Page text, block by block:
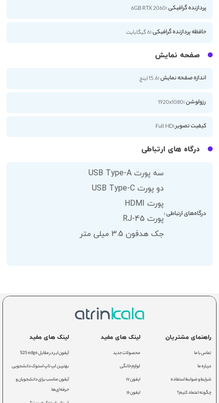
پردازنده گرافیکی :6GB RTX 2060
حافظه پردازنده گرافیکی :6 گیگابایت
صفحه نمایش
اندازه صفحه نمایش :15.6 اینچ
رزولوشن :1920x1080
کیفیت تصویر :Full HD
درگاه های ارتباطی
درگاه‌های ارتباطی :
سه پورت USB Type-A
دو پورت USB Type-C
پورت HDMI
پورت RJ-45
جک هدفون 3.5 میلی متر
راهنمای مشتریان
تماس با ما
درباره ما
شرایط و ضوابط استفاده
چگونه اعتماد کنیم؟
لینک های مفید
محصولات جدید
لوازم خانگی
ایفون ۱۷
ایفون ۱۶
لینک های مفید
آیفون ایر در مقابل S25 edge
بهترین لپ تاپ استوک دانشجویی
آیفون مناسب برای دانشجویان و
حرفه‌ای‌ها